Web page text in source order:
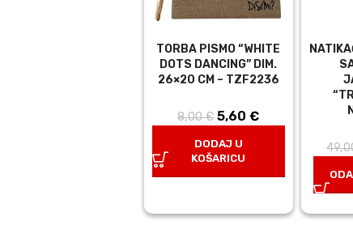
TORBA PISMO “WHITE
DOTS DANCING” DIM.
26×20 CM – TZF2236
8,00€
Izvorna
je: 8,00 €.
5,60€
DODAJ U
KOŠARICU